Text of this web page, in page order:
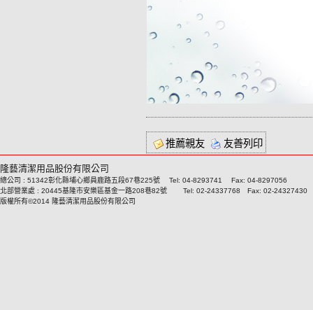
推薦親友 友善列印
隆藝清潔用品股份有限公司
總公司 : 51342彰化縣埔心鄉員鹿路五段67巷225號 Tel: 04-8293741 Fax: 04-8297056
北部營業處 : 20445基隆市安樂區基金一路208巷82號 Tel: 02-24337768 Fax: 02-24327430
版權所有©2014 隆藝清潔用品股份有限公司